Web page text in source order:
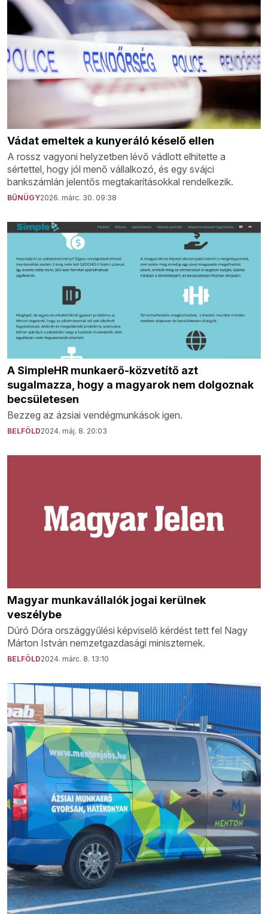
Vádat emeltek a kunyeráló késelő ellen
A rossz vagyoni helyzetben lévő vádlott elhitette a
sértettel, hogy jól menő vállalkozó, és egy svájci
bankszámlán jelentős megtakarításokkal rendelkezik.
BŰNÜGY2026. márc. 30. 09:38
A SimpleHR munkaerő-közvetítő azt
sugalmazza, hogy a magyarok nem dolgoznak
becsületesen
Bezzeg az ázsiai vendégmunkások igen.
BELFÖLD2024. máj. 8. 20:03
Magyar munkavállalók jogai kerülnek
veszélybe
Dúró Dóra országgyűlési képviselő kérdést tett fel Nagy
Márton István nemzetgazdasági miniszternek.
BELFÖLD2024. márc. 8. 13:10